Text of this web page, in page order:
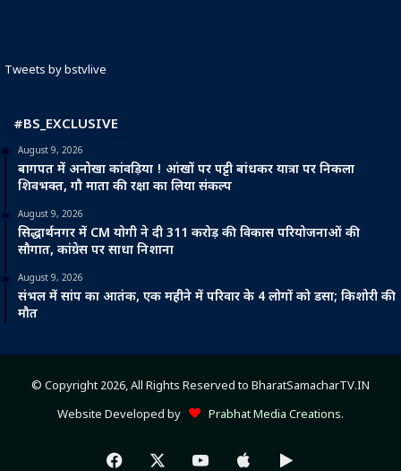
Tweets by bstvlive
#BS_EXCLUSIVE
August 9, 2026
बागपत में अनोखा कांवड़िया ! आंखों पर पट्टी बांधकर यात्रा पर निकला
शिवभक्त, गौ माता की रक्षा का लिया संकल्प
August 9, 2026
सिद्धार्थनगर में CM योगी ने दी 311 करोड़ की विकास परियोजनाओं की
सौगात, कांग्रेस पर साधा निशाना
August 9, 2026
संभल में सांप का आतंक, एक महीने में परिवार के 4 लोगों को डसा; किशोरी की
मौत
© Copyright 2026, All Rights Reserved to BharatSamacharTV.IN
Website Developed by
Prabhat Media Creations.
Facebook YouTubeAppleGoogle